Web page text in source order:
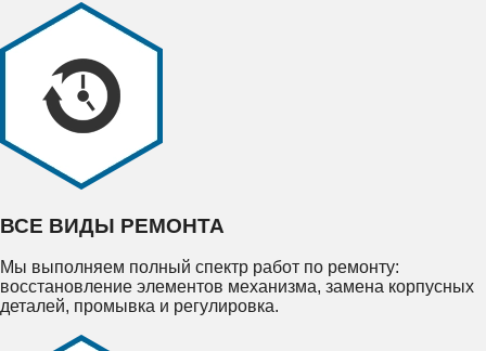
ВСЕ ВИДЫ РЕМОНТА
Мы выполняем полный спектр работ по ремонту:
восстановление элементов механизма, замена корпусных
деталей, промывка и регулировка.